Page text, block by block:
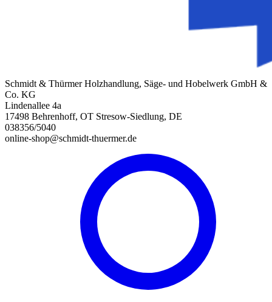
Schmidt & Thürmer Holzhandlung, Säge- und Hobelwerk GmbH &
Co. KG
Lindenallee 4a
17498 Behrenhoff, OT Stresow-Siedlung, DE
038356/5040
online-shop@schmidt-thuermer.de